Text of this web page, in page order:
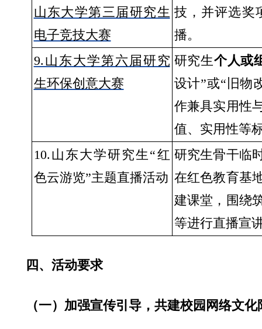
山东大学第三届研究生
电子竞技大赛
技，并评选奖
播。
9.山东大学第六届研究
生环保创意大赛
研究生个人或
设计”或“旧物
作兼具实用性
值、实用性等
10.山东大学研究生“红
色云游览”主题直播活动
研究生骨干临
在红色教育基
建课堂，围绕
等进行直播宣
四、活动要求
（一）加强宣传引导，共建校园网络文化